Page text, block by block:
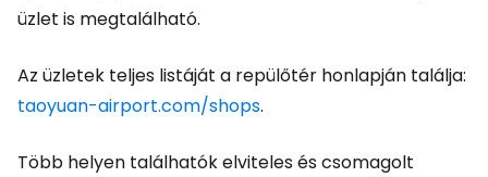
üzlet is megtalálható.
Az üzletek teljes listáját a repülőtér honlapján találja:
taoyuan-airport.com/shops.
Több helyen találhatók elviteles és csomagolt